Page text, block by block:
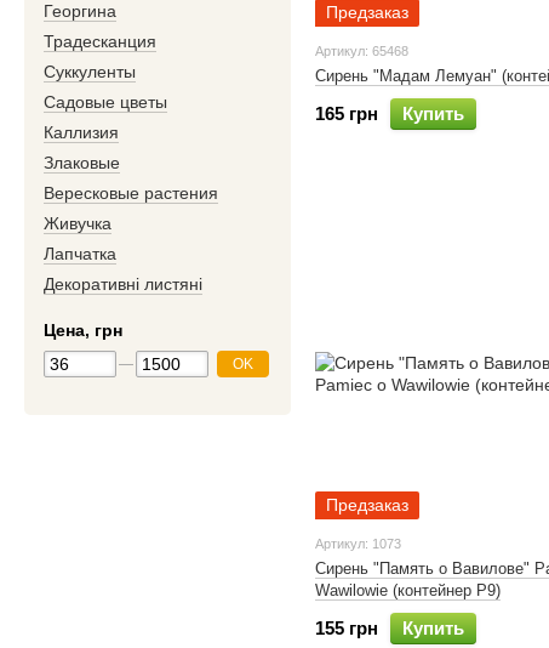
Предзаказ
Артикул: 65468
Сирень "Мадам Лемуан"
165 грн Купить
Предзаказ
Артикул: 1073
Сирень "Память о Вавилове"
Wawilowie (контейнер Р9)
155 грн Купить
Георгина
Традесканция
Суккуленты
Садовые цветы
Каллизия
Злаковые
Вересковые растения
Живучка
Лапчатка
Декоративні листяні
Цена, грн
OK